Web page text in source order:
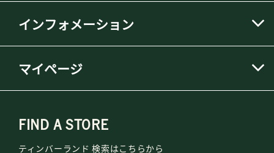
インフォメーション
マイページ
FIND A STORE
ティンバーランド 検索はこちらから